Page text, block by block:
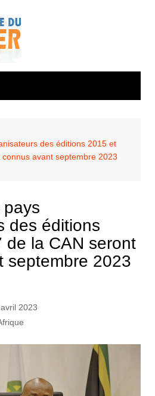
des éditions 2015 et
avant septembre 2023
des éditions
de la CAN seront
septembre 2023
2023